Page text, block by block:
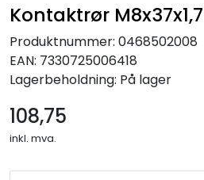
Kontaktrør
Produktnummer: 0468502008
EAN: 7330725006418
Lagerbeholdning: På lager
108,75
inkl. mva.